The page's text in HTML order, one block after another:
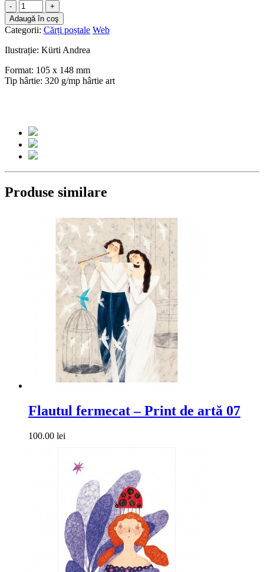
-
+
Adaugă în coş
Categorii: Cărți poștale Web
Ilustrație: Kürti Andrea
Format: 105 x 148 mm
Tip hârtie: 320 g/mp hârtie art
Produse similare
Flautul fermecat – Print de artă 07
100.00 lei